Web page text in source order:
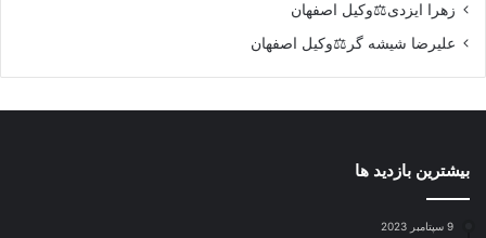
زهرا ایزدی⚖️وکیل اصفهان
علیرضا شیشه گر⚖️وکیل اصفهان
بیشترین بازدید ها
9 سپتامبر 2023